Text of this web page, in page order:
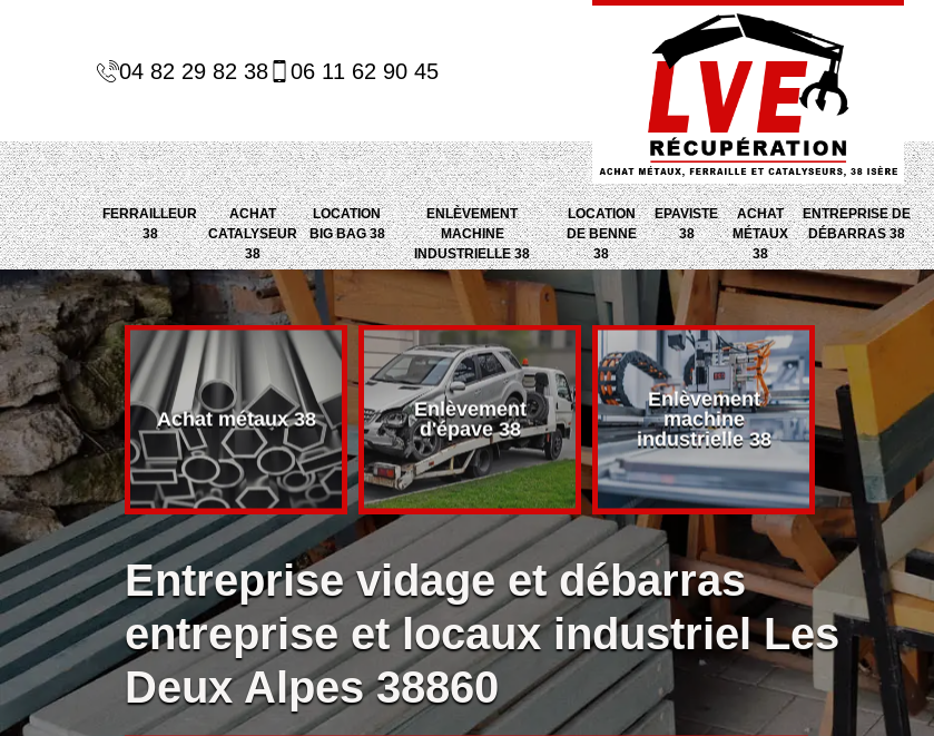
04 82 29 82 38 06 11 62 90 45
FERRAILLEUR
38
ACHAT
CATALYSEUR
38
LOCATION
BIG BAG 38
ENLÈVEMENT
MACHINE
INDUSTRIELLE 38
LOCATION
DE BENNE
38
EPAVISTE
38
ACHAT
MÉTAUX
38
ENTREPRISE DE
DÉBARRAS 38
38 Achat métaux 38
Enlèvement
d'épave 38
Enlèvement
machine
industrielle 38
Entreprise vidage et débarras
entreprise et locaux industriel Les
Deux Alpes 38860